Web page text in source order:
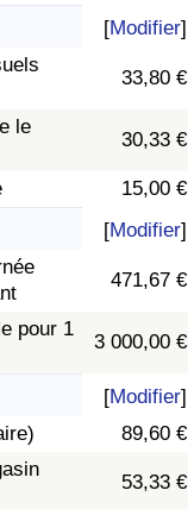
[Modifier]
33,80 €
le
30,33 €
15,00 €
[Modifier]
471,67 €
pour 1
3 000,00 €
[Modifier]
89,60 €
53,33 €